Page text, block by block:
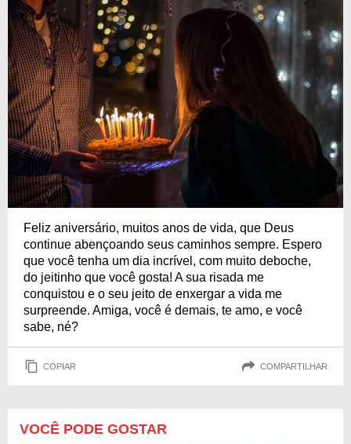
Feliz aniversário, muitos anos de vida, que Deus
continue abençoando seus caminhos sempre. Espero
que você tenha um dia incrível, com muito deboche,
do jeitinho que você gosta! A sua risada me
conquistou e o seu jeito de enxergar a vida me
surpreende. Amiga, você é demais, te amo, e você
sabe, né?
COPIAR COMPARTILHAR
VOCÊ PODE GOSTAR